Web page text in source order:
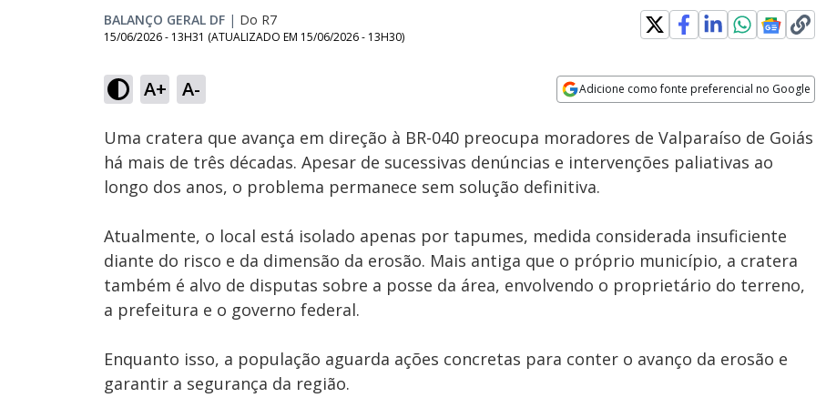
BALANÇO GERAL DF | Do R7
15/06/2026 - 13H31 (ATUALIZADO EM 15/06/2026 - 13H30)
A+ A- Adicione como fonte preferencial no Google
Ativar
Som
Velocidade
Uma cratera que avança em direção à BR-040 preocupa moradores de Valparaíso de Goiás
há mais de três décadas. Apesar de sucessivas denúncias e intervenções paliativas ao
longo dos anos, o problema permanece sem solução definitiva.
Atualmente, o local está isolado apenas por tapumes, medida considerada insuficiente
diante do risco e da dimensão da erosão. Mais antiga que o próprio município, a cratera
também é alvo de disputas sobre a posse da área, envolvendo o proprietário do terreno,
a prefeitura e o governo federal.
Enquanto isso, a população aguarda ações concretas para conter o avanço da erosão e
garantir a segurança da região.